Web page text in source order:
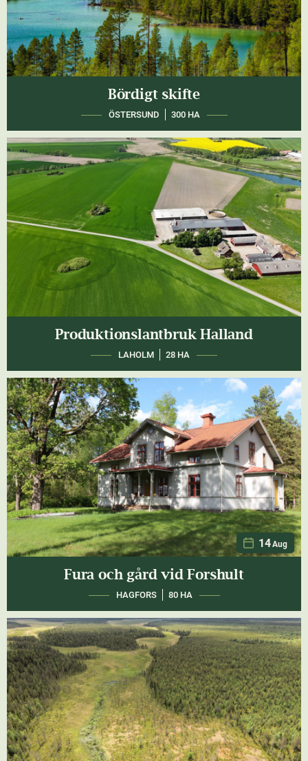
Bördigt skifte
ÖSTERSUND 300 HA
Produktionslantbruk Halland
LAHOLM 28 HA
14 Aug
Fura och gård vid Forshult
HAGFORS 80 HA